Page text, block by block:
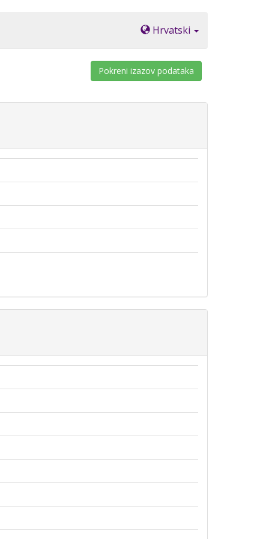
Hrvatski
Pokreni izazov podataka